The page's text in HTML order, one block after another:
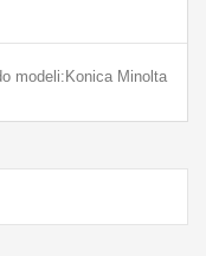
modeli:Konica Minolta